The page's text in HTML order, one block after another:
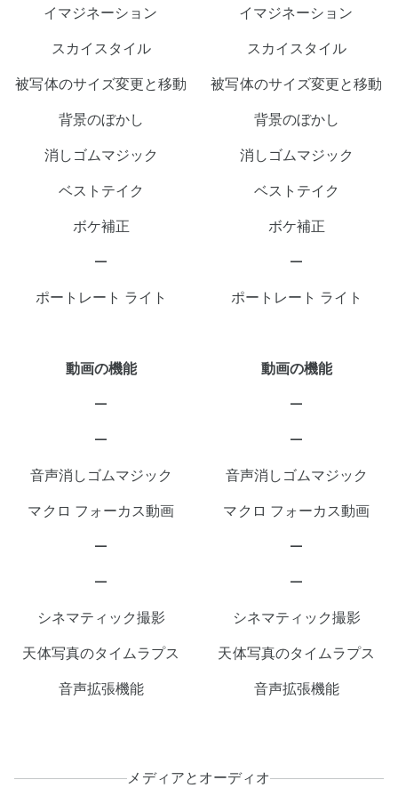
イマジネーション
イマジネーション
スカイスタイル
スカイスタイル
被写体のサイズ変更と移動
被写体のサイズ変更と移動
背景のぼかし
背景のぼかし
消しゴムマジック
消しゴムマジック
ベストテイク
ベストテイク
ボケ補正
ボケ補正
—
—
ポートレート ライト
ポートレート ライト
動画の機能
動画の機能
—
—
—
—
音声消しゴムマジック
音声消しゴムマジック
マクロ フォーカス動画
マクロ フォーカス動画
—
—
—
—
シネマティック撮影
シネマティック撮影
天体写真のタイムラプス
天体写真のタイムラプス
音声拡張機能
音声拡張機能
メディアとオーディオ